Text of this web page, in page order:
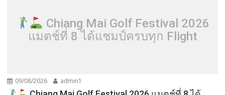
Chiang Mai Golf Festival 2026
แมตช์ที่ 8 ได้แชมป์ครบทุก Flight
09/08/2026 admin1